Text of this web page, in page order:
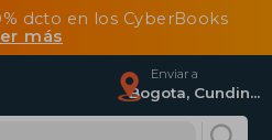
dcto en los CyberBooks
más
Enviar a
Bogota, Cundinamarca